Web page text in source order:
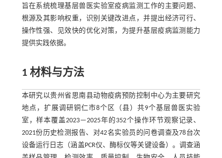
旨在系统梳理基层兽医实验室疫病监测工作的主要问题、
根源及其影响权重，识别关键改进点，并提出经济可行、
操作性强、见效快的优化对策，为提升基层疫病监测能力
提供实践依据。
1 材料与方法
本研究以贵州省思南县动物疫病预防控制中心为主要研究
地点，扩展调研铜仁市8个区（县）共9个基层兽医实验
室，样本覆盖2023－2025年的352个操作环节观察记录、
2021份历史检测报告、对42名实验员的问卷调查及78台次
设备运行日志（涵盖PCR仪、酶标仪等关键设备）。调查涵